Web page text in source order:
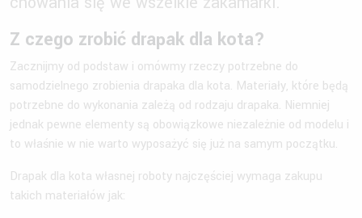
Z czego zrobić drapak dla kota?
Zacznijmy od podstaw i omówmy rzeczy potrzebne do
samodzielnego zrobienia drapaka dla kota. Materiały, które będą
potrzebne do wykonania zależą od rodzaju drapaka. Niemniej
jednak pewne elementy są obowiązkowe niezależnie od modelu i
to właśnie w nie warto wyposażyć się już na samym początku.
Drapak dla kota własnej roboty najczęściej wymaga zakupu
takich materiałów jak: